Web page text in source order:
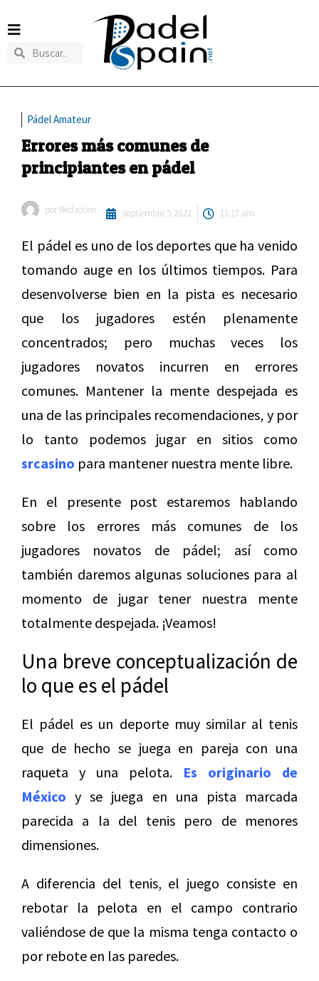
Pádel Amateur
Errores más comunes de
principiantes en pádel
por Redaccion septiembre 5, 2022 11:17 am
El pádel es uno de los deportes que ha venido
tomando auge en los últimos tiempos. Para
desenvolverse bien en la pista es necesario
que los jugadores estén plenamente
concentrados; pero muchas veces los
jugadores novatos incurren en errores
comunes. Mantener la mente despejada es
una de las principales recomendaciones, y por
lo tanto podemos jugar en sitios como
srcasino para mantener nuestra mente libre.
En el presente post estaremos hablando
sobre los errores más comunes de los
jugadores novatos de pádel; así como
también daremos algunas soluciones para al
momento de jugar tener nuestra mente
totalmente despejada. ¡Veamos!
Una breve conceptualización de
lo que es el pádel
El pádel es un deporte muy similar al tenis
que de hecho se juega en pareja con una
raqueta y una pelota. Es originario de
México y se juega en una pista marcada
parecida a la del tenis pero de menores
dimensiones.
A diferencia del tenis, el juego consiste en
rebotar la pelota en el campo contrario
valiéndose de que la misma tenga contacto o
por rebote en las paredes.